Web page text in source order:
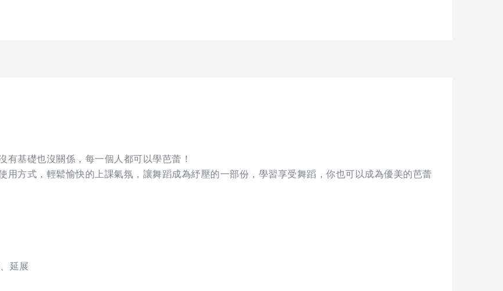
基礎也沒關係，每一個人都可以學芭蕾！
用方式，輕鬆愉快的上課氣氛，讓舞蹈成為紓壓的一部份，學習享受舞蹈，你也可以成為優美的芭蕾
延展